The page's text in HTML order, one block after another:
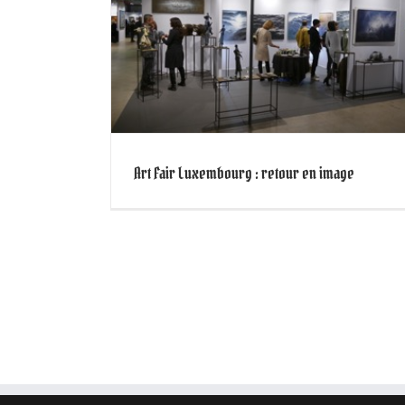
Art Fair Luxembourg : retour en image
Vancouver 2017
Actus